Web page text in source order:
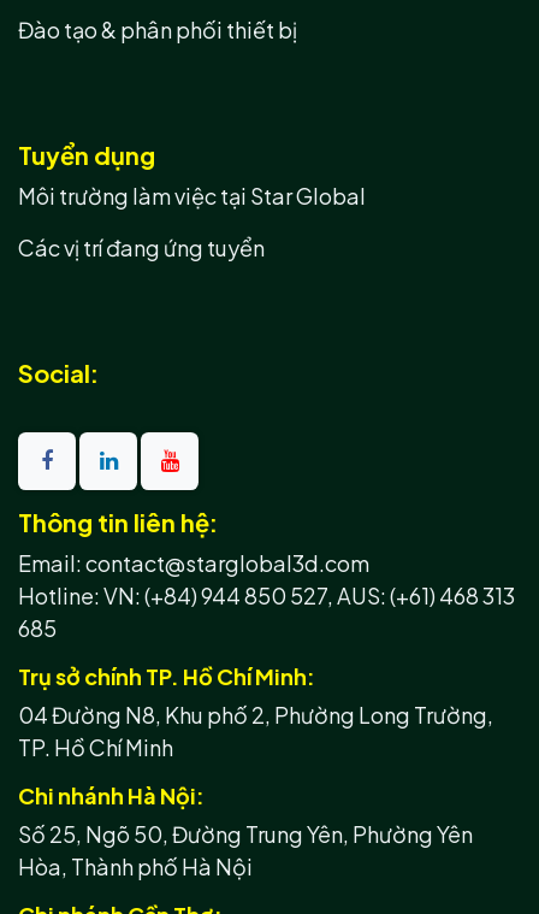
Thông tin liên hệ:
Email: contact@starglobal3d.com
Hotline:VN: (+84) 944 850 527,AUS: (+61) 468 313
685
Trụ sở chính TP. Hồ Chí Minh:
04 Đường N8, Khu phố 2, Phường Long Trường,
TP. Hồ Chí Minh
Chi nhánh Hà Nội:
Số 25, Ngõ 50, Đường Trung Yên, Phường Yên
Hòa, Thành phố Hà Nội
Social:
Đào tạo & phân phối thiết bị
Tuyển dụng
Môi trường làm việc tại Star Global
Các vị trí đang ứng tuyển